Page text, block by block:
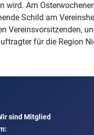
wird. Am
Schild am
Vereinsvorsitzenden,
für die Region
sind Mitglied